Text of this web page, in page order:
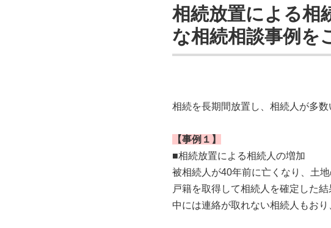
相続放置による相
な相続相談事例を
相続を長期間放置し、相続人が多
【事例１】
■相続放置による相続人の増加
被相続人が40年前に亡くなり、土
戸籍を取得して相続人を確定した
中には連絡が取れない相続人もお